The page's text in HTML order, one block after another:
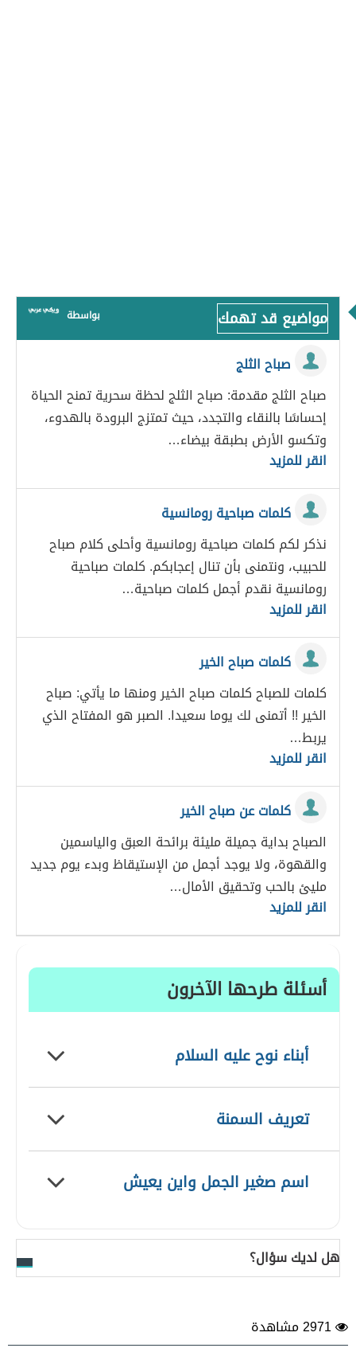
مواضيع قد تهمك بواسطة
صباح الثلج
صباح الثلج مقدمة: صباح الثلج لحظة سحرية تمنح الحياة
إحساسًا بالنقاء والتجدد، حيث تمتزج البرودة بالهدوء،
وتكسو الأرض بطبقة بيضاء…
انقر للمزيد
كلمات صباحية رومانسية
نذكر لكم كلمات صباحية رومانسية وأحلى كلام صباح
للحبيب، ونتمنى بأن تنال إعجابكم. كلمات صباحية
رومانسية نقدم أجمل كلمات صباحية…
انقر للمزيد
كلمات صباح الخير
كلمات للصباح كلمات صباح الخير ومنها ما يأتي: صباح
الخير !! أتمنى لك يوما سعيدا. الصبر هو المفتاح الذي
يربط…
انقر للمزيد
كلمات عن صباح الخير
الصباح بداية جميلة مليئة برائحة العبق والياسمين
والقهوة، ولا يوجد أجمل من الإستيقاظ وبدء يوم جديد
مليئ بالحب وتحقيق الأمال…
انقر للمزيد
أسئلة طرحها الآخرون
أبناء نوح عليه السلام
تعريف السمنة
اسم صغير الجمل واين يعيش
هل لديك سؤال؟